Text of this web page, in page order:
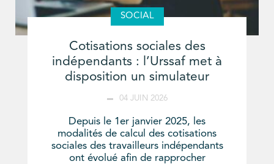
SOCIAL
Cotisations sociales des
indépendants : l’Urssaf met à
disposition un simulateur
04 JUIN 2026
Depuis le 1er janvier 2025, les
modalités de calcul des cotisations
sociales des travailleurs indépendants
ont évolué afin de rapprocher